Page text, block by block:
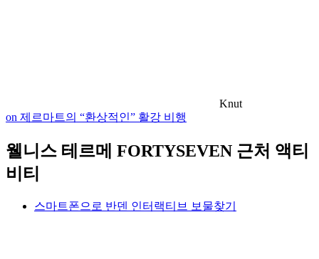
Knut
on 제르마트의 “환상적인” 활강 비행
웰니스 테르메 FORTYSEVEN 근처 액티
비티
스마트폰으로 반덴 인터랙티브 보물찾기